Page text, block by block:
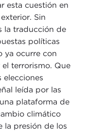
esta cuestión en
Sin
la traducción de
políticas
ya ocurre con
terrorismo. Que
elecciones
leída por las
plataforma de
climático
la presión de los